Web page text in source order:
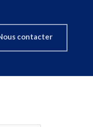
contacter